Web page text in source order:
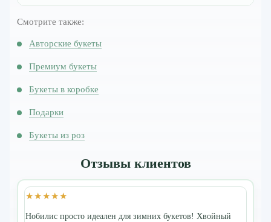
Смотрите также:
Авторские букеты
Премиум букеты
Букеты в коробке
Подарки
Букеты из роз
Отзывы клиентов
★★★★★
Нобилис просто идеален для зимних букетов! Хвойный